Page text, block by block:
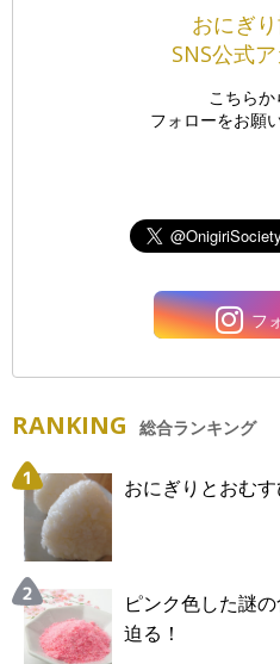
おにぎ
SNS公式
こちら
フォローをお願
フ
RANKING 総合ランキング
おにぎりとおむ
ピンク色した謎
迫る！